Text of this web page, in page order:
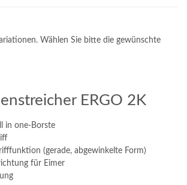
Wählen Sie bitte die gewünschte
ERGO 2K
in one-Borste
(gerade, abgewinkelte Form)
für Eimer